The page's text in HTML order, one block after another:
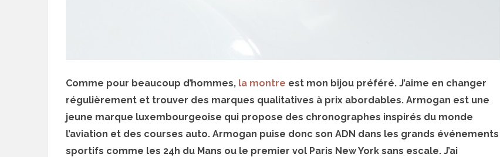
Comme pour beaucoup d’hommes, la montre est mon bijou préféré. J’aime en changer
régulièrement et trouver des marques qualitatives à prix abordables. Armogan est une
jeune marque luxembourgeoise qui propose des chronographes inspirés du monde
l’aviation et des courses auto. Armogan puise donc son ADN dans les grands événements
sportifs comme les 24h du Mans ou le premier vol Paris New York sans escale. J’ai